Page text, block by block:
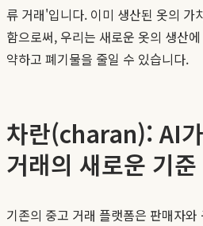
류 거래'입니다. 이미 생산된 옷의 가
함으로써, 우리는 새로운 옷의 생산
약하고 폐기물을 줄일 수 있습니다.
차란(charan): AI
거래의 새로운 기준
기존의 중고 거래 플랫폼은 판매자